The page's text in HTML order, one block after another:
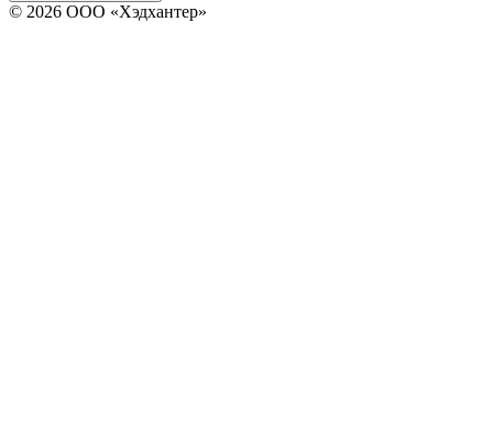
© 2026 ООО «Хэдхантер»